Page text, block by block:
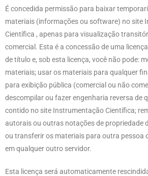
É concedida permissão para baixar
materiais (informações ou software) no site
Científica , apenas para visualização
comercial. Esta é a concessão de uma
de título e, sob esta licença, você não pode:
materiais; usar os materiais para qualquer
para exibição pública (comercial ou não
descompilar ou fazer engenharia reversa de
contido no site Instrumentação Científica;
autorais ou outras notações de propriedade
ou transferir os materiais para outra pessoa
em qualquer outro servidor.
Esta licença será automaticamente